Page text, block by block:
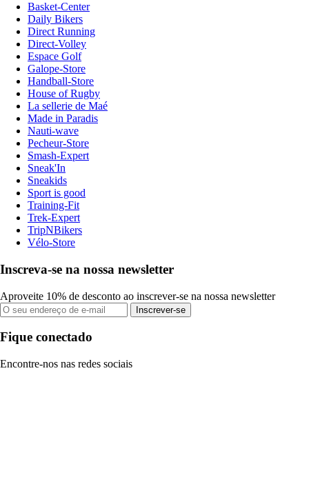
Basket-Center
Daily Bikers
Direct Running
Direct-Volley
Espace Golf
Galope-Store
Handball-Store
House of Rugby
La sellerie de Maé
Made in Paradis
Nauti-wave
Pecheur-Store
Smash-Expert
Sneak'In
Sneakids
Sport is good
Training-Fit
Trek-Expert
TripNBikers
Vélo-Store
Inscreva-se na nossa newsletter
Aproveite 10% de desconto ao inscrever-se na nossa newsletter
Inscrever-se
Fique conectado
Encontre-nos nas redes sociais